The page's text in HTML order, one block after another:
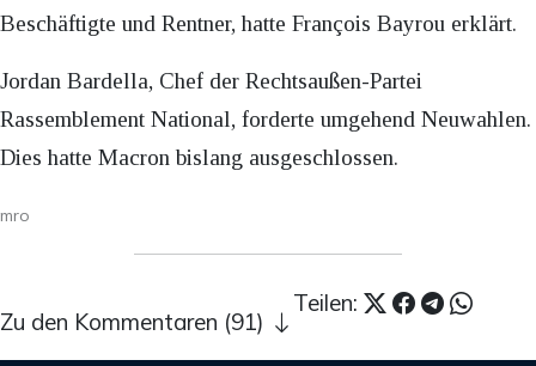
Beschäftigte und Rentner, hatte François Bayrou erklärt.
Jordan Bardella, Chef der Rechtsaußen-Partei
Rassemblement National, forderte umgehend Neuwahlen.
Dies hatte Macron bislang ausgeschlossen.
mro
Teilen:
Zu den Kommentaren (91)